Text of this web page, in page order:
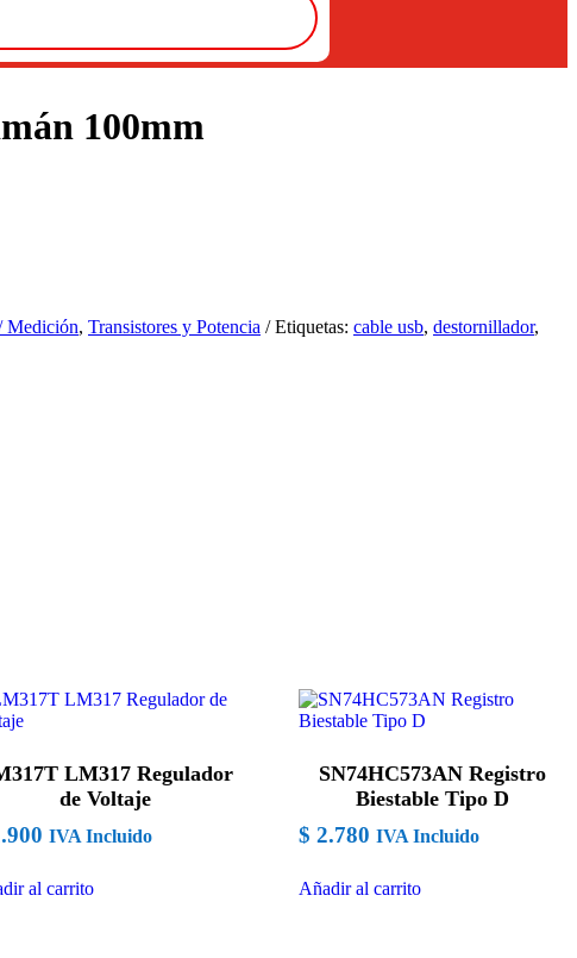
100mm
Medición, Transistores y Potencia Etiquetas: cable usb, destornillador,
LM317 Regulador
de Voltaje
IVA Incluido
al carrito
SN74HC573AN Registro
Biestable Tipo D
$ 2.780 IVA Incluido
Añadir al carrito